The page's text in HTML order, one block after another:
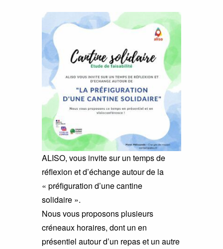
ALISO, vous invite sur un temps de
réflexion et d’échange autour de la
« préfiguration d’une cantine
solidaire ».
Nous vous proposons plusieurs
créneaux horaires, dont un en
présentiel autour d’un repas et un autre